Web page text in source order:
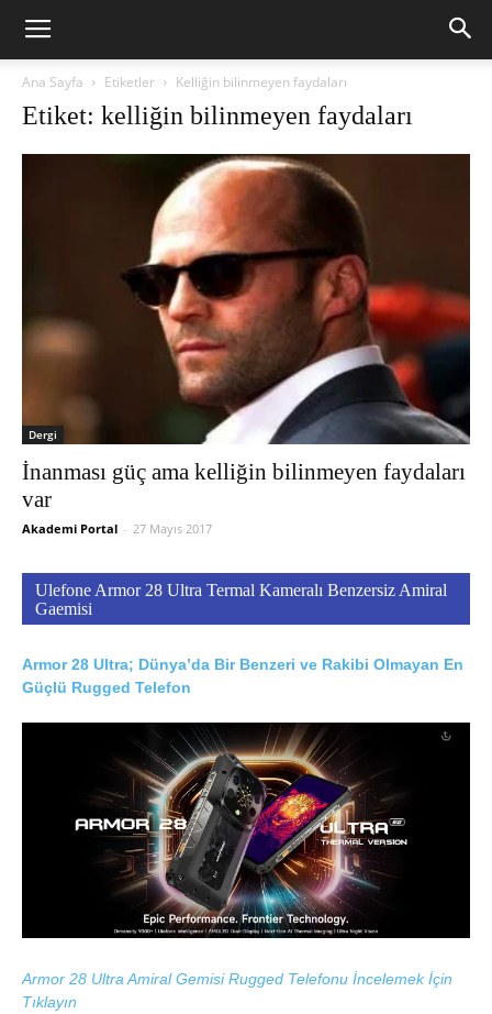
Ana Sayfa Etiketler Kelliğin bilinmeyen faydaları
Etiket: kelliğin bilinmeyen faydaları
Dergi
İnanması güç ama kelliğin bilinmeyen faydaları
var
Akademi Portal - 27 Mayıs 2017
Ulefone Armor 28 Ultra Termal Kameralı Benzersiz Amiral
Gaemisi
Armor 28 Ultra; Dünya’da Bir Benzeri ve Rakibi Olmayan En
Güçlü Rugged Telefon
Armor 28 Ultra Amiral Gemisi Rugged Telefonu İncelemek İçin
Tıklayın